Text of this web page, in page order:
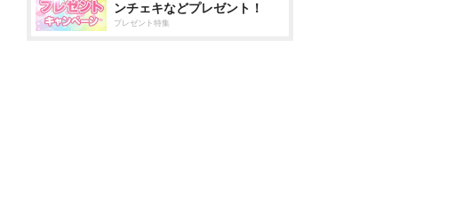
ンチェキなどプレゼント！
プレゼント特集